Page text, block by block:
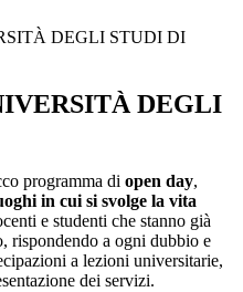
DEGLI STUDI DI
DEGLI
programma di open day,
in cui si svolge la vita
e studenti che stanno già
rispondendo a ogni dubbio e
a lezioni universitarie,
dei servizi.